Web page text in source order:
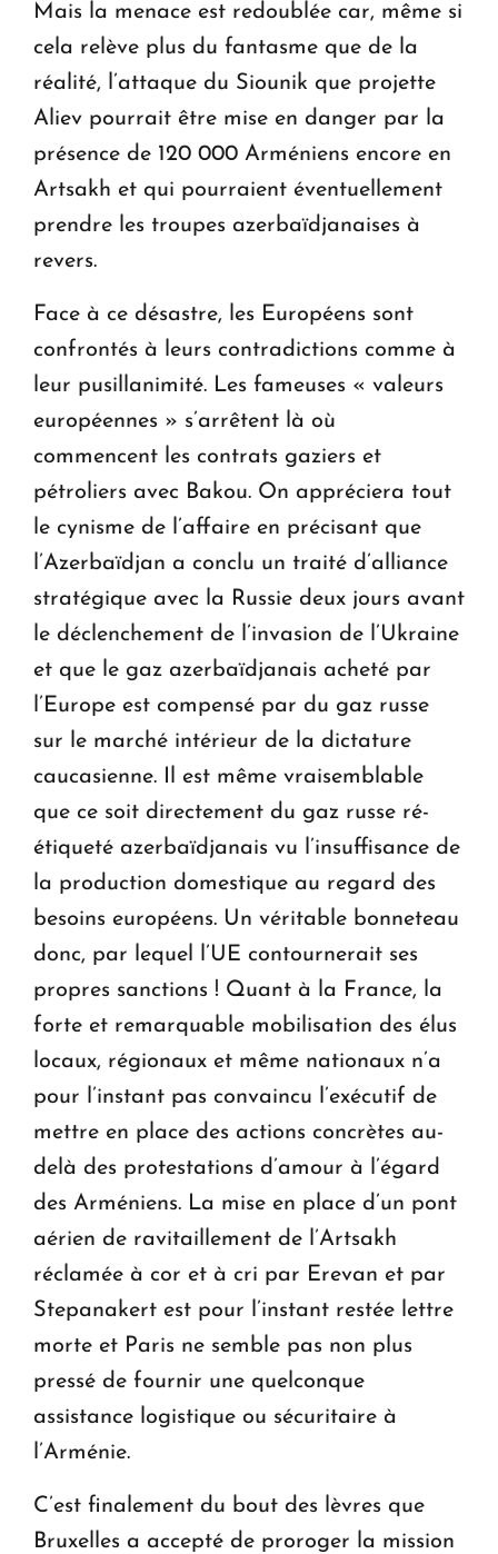
Mais la menace est redoublée car, même si
cela relève plus du fantasme que de la
réalité, l’attaque du Siounik que projette
Aliev pourrait être mise en danger par la
présence de 120 000 Arméniens encore en
Artsakh et qui pourraient éventuellement
prendre les troupes azerbaïdjanaises à
revers.
Face à ce désastre, les Européens sont
confrontés à leurs contradictions comme à
leur pusillanimité. Les fameuses « valeurs
européennes » s’arrêtent là où
commencent les contrats gaziers et
pétroliers avec Bakou. On appréciera tout
le cynisme de l’affaire en précisant que
l’Azerbaïdjan a conclu un traité d’alliance
stratégique avec la Russie deux jours avant
le déclenchement de l’invasion de l’Ukraine
et que le gaz azerbaïdjanais acheté par
l’Europe est compensé par du gaz russe
sur le marché intérieur de la dictature
caucasienne. Il est même vraisemblable
que ce soit directement du gaz russe ré-
étiqueté azerbaïdjanais vu l’insuffisance de
la production domestique au regard des
besoins européens. Un véritable bonneteau
donc, par lequel l’UE contournerait ses
propres sanctions ! Quant à la France, la
forte et remarquable mobilisation des élus
locaux, régionaux et même nationaux n’a
pour l’instant pas convaincu l’exécutif de
mettre en place des actions concrètes au-
delà des protestations d’amour à l’égard
des Arméniens. La mise en place d’un pont
aérien de ravitaillement de l’Artsakh
réclamée à cor et à cri par Erevan et par
Stepanakert est pour l’instant restée lettre
morte et Paris ne semble pas non plus
pressé de fournir une quelconque
assistance logistique ou sécuritaire à
l’Arménie.
C’est finalement du bout des lèvres que
Bruxelles a accepté de proroger la mission